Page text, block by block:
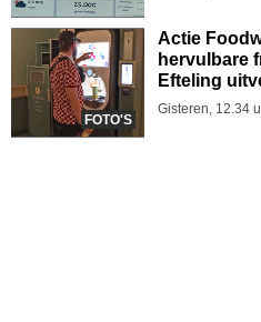
FOTO'S
Actie
hervulbare
Efteling
Gisteren, 12.34